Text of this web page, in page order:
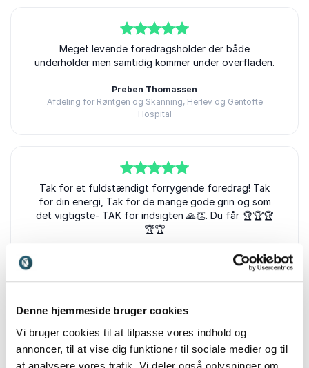
Denne hjemmeside bruger cookies
Vi bruger cookies til at tilpasse vores indhold og
annoncer, til at vise dig funktioner til sociale medier og til
at analysere vores trafik. Vi deler også oplysninger om
ud af5
Meget levende foredragsholder der både
underholder men samtidig kommer under overfladen.
Preben Thomassen
Afdeling for Røntgen og Skanning, Herlev og Gentofte
Hospital
ud af5
Tak for et fuldstændigt forrygende foredrag! Tak
for din energi, Tak for de mange gode grin og som
det vigtigste- TAK for indsigten 🙏👏. Du får 🏆🏆🏆
🏆🏆
Torben Wiese
ud af5
Det fungerede rigtigt godt til en stor blandet
medarbejdergruppe.